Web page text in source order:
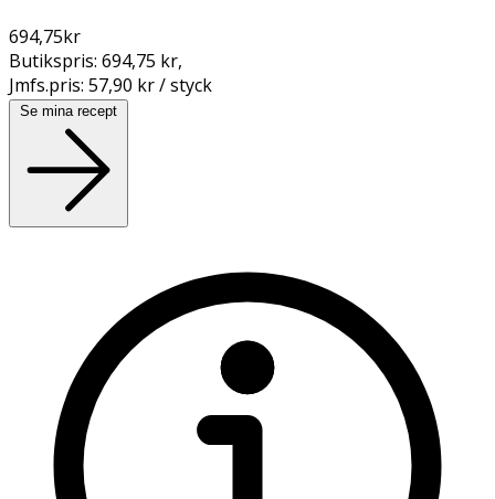
694,75kr
Butikspris: 694,75 kr,
Jmfs.pris: 57,90 kr / styck
Se mina recept